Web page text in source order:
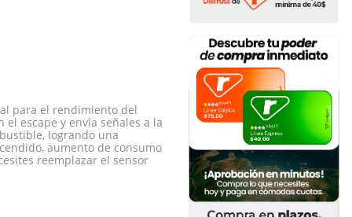
para el rendimiento del
escape y envía señales a la
logrando una
aumento de consumo
reemplazar el sensor